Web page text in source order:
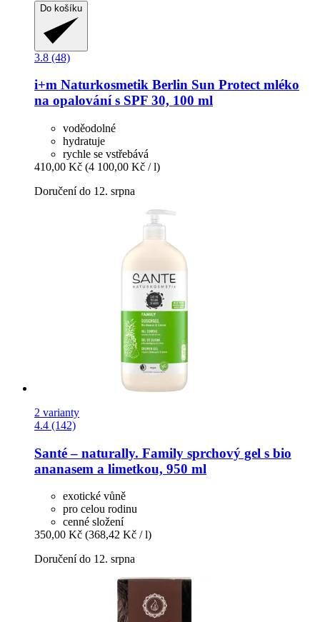
Do košíku
3.8 (48)
i+m Naturkosmetik Berlin Sun Protect mléko
na opalování s SPF 30, 100 ml
voděodolné
hydratuje
rychle se vstřebává
410,00 Kč (4 100,00 Kč / l)
Doručení do 12. srpna
2 varianty
4.4 (142)
Santé – naturally. Family sprchový gel s bio
ananasem a limetkou, 950 ml
exotické vůně
pro celou rodinu
cenné složení
350,00 Kč (368,42 Kč / l)
Doručení do 12. srpna